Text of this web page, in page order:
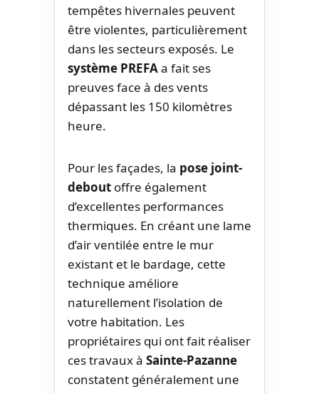
tempêtes hivernales peuvent
être violentes, particulièrement
dans les secteurs exposés. Le
système PREFAa fait ses
preuves face à des vents
dépassant les 150 kilomètres
heure.
Pour les façades, la pose joint-
debout offre également
d’excellentes performances
thermiques. En créant une lame
d’air ventilée entre le mur
existant et le bardage, cette
technique améliore
naturellement l’isolation de
votre habitation. Les
propriétaires qui ont fait réaliser
ces travaux à Sainte-Pazanne
constatent généralement une